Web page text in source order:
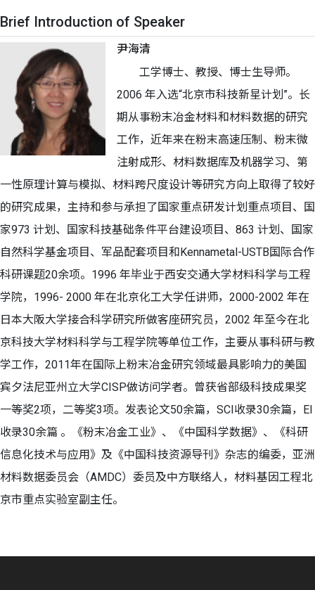
Brief Introduction of Speaker
尹海清
工学博士、教授、博士生导师。
2006 年入选“北京市科技新星计划”。长
期从事粉末冶金材料和材料数据的研究
工作，近年来在粉末高速压制、粉末微
注射成形、材料数据库及机器学习、第
一性原理计算与模拟、材料跨尺度设计等研究方向上取得了较好
的研究成果，主持和参与承担了国家重点研发计划重点项目、国
家973 计划、国家科技基础条件平台建设项目、863 计划、国家
自然科学基金项目、军品配套项目和Kennametal-USTB国际合作
科研课题20余项。1996 年毕业于西安交通大学材料科学与工程
学院，1996- 2000 年在北京化工大学任讲师，2000-2002 年在
日本大阪大学接合科学研究所做客座研究员，2002 年至今在北
京科技大学材料科学与工程学院等单位工作，主要从事科研与教
学工作，2011年在国际上粉末冶金研究领域最具影响力的美国
宾夕法尼亚州立大学CISP做访问学者。曾获省部级科技成果奖
一等奖2项，二等奖3项。发表论文50余篇，SCI收录30余篇，EI
收录30余篇 。《粉末冶金工业》、《中国科学数据》、《科研
信息化技术与应用》及《中国科技资源导刊》杂志的编委，亚洲
材料数据委员会（AMDC）委员及中方联络人，材料基因工程北
京市重点实验室副主任。